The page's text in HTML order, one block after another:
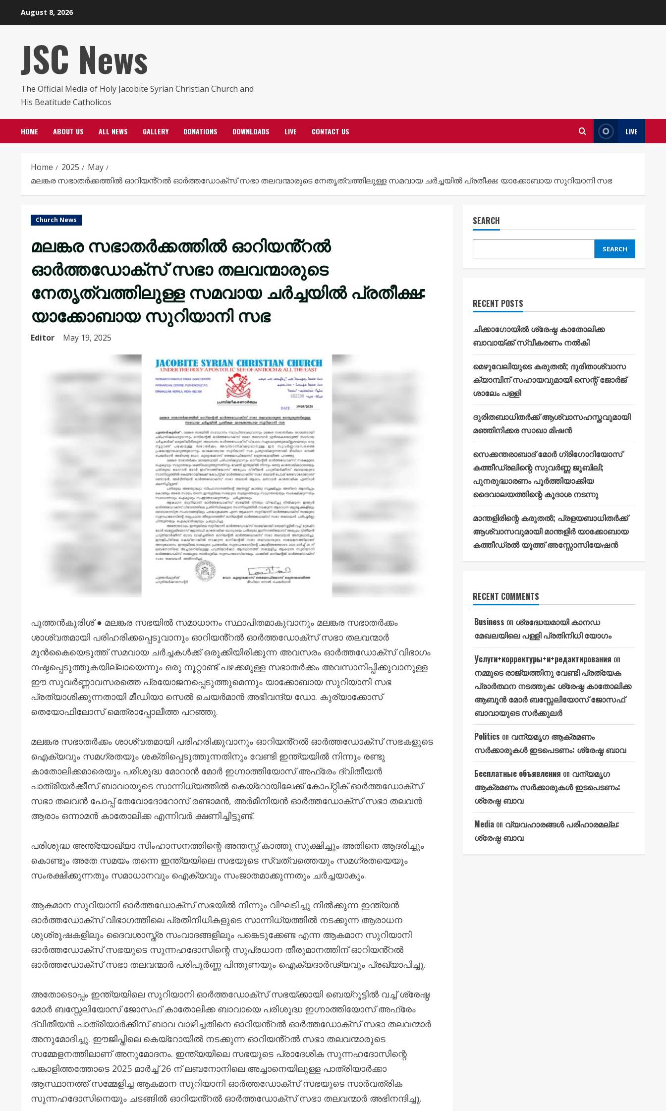
August 8, 2026
JSC News
The Official Media of Holy Jacobite Syrian Christian Church and
His Beatitude Catholicos
HOME ABOUT US ALL NEWS GALLERY DONATIONS DOWNLOADS LIVE CONTACT US LIVE
Home 2025
May
മലങ്കര സഭാതർക്കത്തിൽ ഓറിയൻ്റൽ ഓർത്തഡോക്സ് സഭാ തലവന്മാരുടെ നേതൃത്വത്തിലുള്ള സമവായ ചർച്ചയിൽ പ്രതീക്ഷ: യാക്കോബായ സുറിയാനി സഭ
Church News
മലങ്കര സഭാതർക്കത്തിൽ ഓറിയൻ്റൽ
ഓർത്തഡോക്സ് സഭാ തലവന്മാരുടെ
നേതൃത്വത്തിലുള്ള സമവായ ചർച്ചയിൽ പ്രതീക്ഷ:
യാക്കോബായ സുറിയാനി സഭ
Editor May 19, 2025
പുത്തൻകുരിശ് ● മലങ്കര സഭയിൽ സമാധാനം സ്ഥാപിതമാകുവാനും മലങ്കര സഭാതർക്കം
ശാശ്വതമായി പരിഹരിക്കപ്പെടുവാനും ഓറിയൻ്റൽ ഓർത്തഡോക്സ് സഭാ തലവന്മാർ
മുൻകൈയെടുത്ത് സമവായ ചർച്ചകൾക്ക് ഒരുക്കിയിരിക്കുന്ന അവസരം ഓർത്തഡോക്സ് വിഭാഗം
നഷ്ടപ്പെടുത്തുകയില്ലായെന്നും ഒരു നൂറ്റാണ്ട് പഴക്കമുള്ള സഭാതർക്കം അവസാനിപ്പിക്കുവാനുള്ള
ഈ സുവർണ്ണാവസരത്തെ പ്രയോജനപ്പെടുത്തുമെന്നും യാക്കോബായ സുറിയാനി സഭ
പ്രത്യാശിക്കുന്നതായി മീഡിയാ സെൽ ചെയർമാൻ അഭിവന്ദ്യ ഡോ. കുര്യാക്കോസ്
തെയോഫിലോസ് മെത്രാപ്പോലീത്ത പറഞ്ഞു.
മലങ്കര സഭാതർക്കം ശാശ്വതമായി പരിഹരിക്കുവാനും ഓറിയൻ്റൽ ഓർത്തഡോക്സ് സഭകളുടെ
ഐക്യവും സമഗ്രതയും ശക്തിപ്പെടുത്തുന്നതിനും വേണ്ടി ഇന്ത്യയിൽ നിന്നും രണ്ടു
കാതോലിക്കമാരെയും പരിശുദ്ധ മോറാൻ മോർ ഇഗ്നാത്തിയോസ് അഫ്രേം ദ്വിതീയൻ
പാത്രിയർക്കീസ് ബാവായുടെ സാന്നിധ്യത്തിൽ കെയ്‌റോയിലേക്ക് കോപ്റ്റിക് ഓർത്തഡോക്സ്
സഭാ തലവൻ പോപ്പ് തേവോദോറോസ് രണ്ടാമൻ, അർമീനിയൻ ഓർത്തഡോക്സ് സഭാ തലവൻ
ആരാം ഒന്നാമൻ കാതോലിക്ക എന്നിവർ ക്ഷണിച്ചിട്ടുണ്ട്.
പരിശുദ്ധ അന്ത്യോഖ്യാ സിംഹാസനത്തിന്റെ അന്തസ്സ് കാത്തു സൂക്ഷിച്ചും അതിനെ ആദരിച്ചും
കൊണ്ടും അതേ സമയം തന്നെ ഇന്ത്യയിലെ സഭയുടെ സ്വത്വത്തെയും സമഗ്രതയെയും
സംരക്ഷിക്കുന്നതും സമാധാനവും ഐക്യവും സംജാതമാക്കുന്നതും ചർച്ചയാകും.
ആകമാന സുറിയാനി ഓർത്തഡോക്സ് സഭയിൽ നിന്നും വിഘടിച്ചു നിൽക്കുന്ന ഇന്ത്യൻ
ഓർത്തഡോക്സ് വിഭാഗത്തിലെ പ്രതിനിധികളുടെ സാന്നിധ്യത്തിൽ നടക്കുന്ന ആരാധന
ശുശ്രൂഷകളിലും ദൈവശാസ്ത്ര സംവാദങ്ങളിലും പങ്കെടുക്കേണ്ട എന്ന ആകമാന സുറിയാനി
ഓർത്തഡോക്സ് സഭയുടെ സുന്നഹദോസിന്റെ സുപ്രധാന തീരുമാനത്തിന് ഓറിയൻ്റൽ
ഓർത്തഡോക്സ് സഭാ തലവന്മാർ പരിപൂർണ്ണ പിന്തുണയും ഐക്യദാർഢ്യവും പ്രഖ്യാപിച്ചു.
അതോടൊപ്പം ഇന്ത്യയിലെ സുറിയാനി ഓർത്തഡോക്സ് സഭയ്ക്കായി ബെയ്റൂട്ടിൽ വച്ച് ശ്രേഷ്ഠ
മോർ ബസ്സേലിയോസ് ജോസഫ് കാതോലിക്ക ബാവായെ പരിശുദ്ധ ഇഗ്നാത്തിയോസ് അഫ്രേം
ദ്വിതീയൻ പാത്രിയാർക്കീസ് ബാവ വാഴിച്ചതിനെ ഓറിയൻ്റൽ ഓർത്തഡോക്സ് സഭാ തലവന്മാർ
അനുമോദിച്ചു. ഈജിപ്തിലെ കെയ്റോയിൽ നടക്കുന്ന ഓറിയൻ്റൽ സഭാ തലവന്മാരുടെ
സമ്മേളനത്തിലാണ് അനുമോദനം. ഇന്ത്യയിലെ സഭയുടെ പ്രാദേശിക സുന്നഹദോസിന്റെ
പങ്കാളിത്തത്തോടെ 2025 മാർച്ച് 26 ന് ലബനോനിലെ അച്ചാനെയിലുള്ള പാത്രിയാർക്കാ
ആസ്ഥാനത്ത് സമ്മേളിച്ച ആകമാന സുറിയാനി ഓർത്തഡോക്സ് സഭയുടെ സാർവത്രിക
സുന്നഹദോസിനെയും ചടങ്ങിൽ ഓറിയൻ്റൽ ഓർത്തഡോക്സ് സഭാ തലവന്മാർ അഭിനന്ദിച്ചു.
SEARCH
SEARCH
RECENT POSTS
ചിക്കാഗോയിൽ ശ്രേഷ്ഠ കാതോലിക്ക
ബാവായ്ക്ക് സ്വീകരണം നൽകി
മെഴുവേലിയുടെ കരുതൽ; ദുരിതാശ്വാസ
ക്യാമ്പിന് സഹായവുമായി സെന്റ് ജോർജ്
ശാലേം പള്ളി
ദുരിതബാധിതർക്ക് ആശ്വാസഹസ്തവുമായി
മഞ്ഞിനിക്കര സാഖാ മിഷൻ
സെക്കന്തരാബാദ് മോർ ഗ്രിഗോറിയോസ്
കത്തീഡ്രലിന്റെ സുവർണ്ണ ജൂബിലി;
പുനരുദ്ധാരണം പൂർത്തിയാക്കിയ
ദൈവാലയത്തിന്റെ കൂദാശ നടന്നു
മാന്തളിരിന്റെ കരുതൽ; പ്രളയബാധിതർക്ക്
ആശ്വാസവുമായി മാന്തളിർ യാക്കോബായ
കത്തീഡ്രൽ യൂത്ത് അസ്സോസിയേഷൻ
RECENT COMMENTS
Business on ശ്രദ്ധേയമായി കാനഡ
മേഖലയിലെ പള്ളി പ്രതിനിധി യോഗം
Услуги+корректуры+и+редактирования on
നമ്മുടെ രാജ്യത്തിനു വേണ്ടി പ്രത്യേക
പ്രാർത്ഥന നടത്തുക: ശ്രേഷ്ഠ കാതോലിക്ക
ആബൂൻ മോർ ബസ്സേലിയോസ് ജോസഫ്
ബാവായുടെ സർക്കുലർ
Politics on വന്യമൃഗ ആക്രമണം
സർക്കാരുകൾ ഇടപെടണം: ശ്രേഷ്ഠ ബാവ
Бесплатные объявления on വന്യമൃഗ
ആക്രമണം സർക്കാരുകൾ ഇടപെടണം:
ശ്രേഷ്ഠ ബാവ
Media on വ്യവഹാരങ്ങൾ പരിഹാരമല്ല:
ശ്രേഷ്ഠ ബാവ